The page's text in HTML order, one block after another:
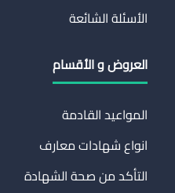
الأسئلة الشائعة
العروض و الأقسام
المواعيد القادمة
انواع شهادات معارف
التأكد من صحة الشهادة